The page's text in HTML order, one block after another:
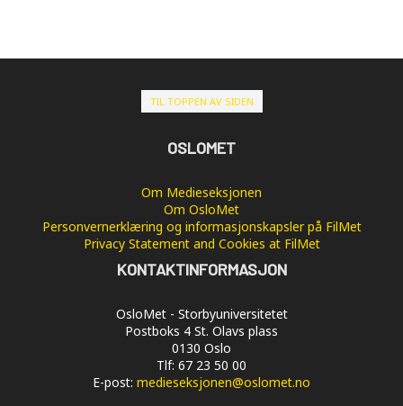
TIL TOPPEN AV SIDEN
OSLOMET
Om Medieseksjonen
Om OsloMet
Personvernerklæring og informasjonskapsler på FilMet
Privacy Statement and Cookies at FilMet
KONTAKTINFORMASJON
OsloMet - Storbyuniversitetet
Postboks 4 St. Olavs plass
0130 Oslo
Tlf: 67 23 50 00
E-post: medieseksjonen@oslomet.no